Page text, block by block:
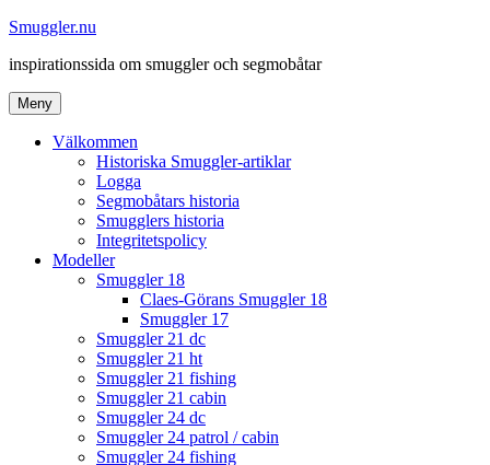
Hoppa
innehåll
Smuggler.nu
inspirationssida om smuggler och segmobåtar
Meny
Välkommen
Historiska Smuggler-artiklar
Logga
Segmobåtars historia
Smugglers historia
Integritetspolicy
Modeller
Smuggler 18
Claes-Görans Smuggler 18
Smuggler 17
Smuggler 21 dc
Smuggler 21 ht
Smuggler 21 fishing
Smuggler 21 cabin
Smuggler 24 dc
Smuggler 24 patrol / cabin
Smuggler 24 fishing